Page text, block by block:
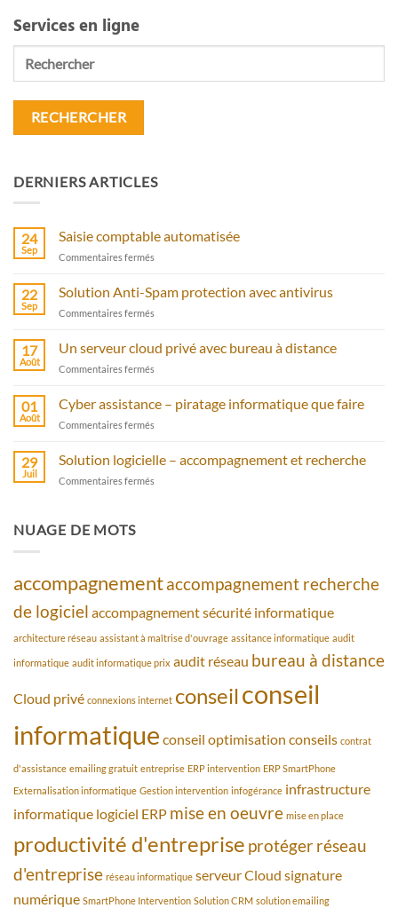
Services en ligne
Rechercher
DERNIERS ARTICLES
24
Sep
Saisie comptable automatisée
Commentaires fermés
automatisée
22
Sep
Solution Anti-Spam protection avec antivirus
Commentaires fermés
Anti-
Spam
protection
antivirus
17
Août
Un serveur cloud privé avec bureau à distance
Commentaires fermés
serveur
cloud
privé
bureau
01
Août
Cyber assistance – piratage informatique que faire
Commentaires fermés
assistance
piratage
29
Juil
Solution logicielle – accompagnement et recherche
Commentaires fermés
NUAGE DE MOTS
accompagnementaccompagnement recherche
de logiciel accompagnement sécurité informatique
architecture réseau assistant à maîtrise d'ouvrage assitance informatique audit
informatique audit informatique prix audit réseau bureau à distance
Cloud privé connexions internet conseilconseil
informatique conseil optimisation conseils contrat
d'assistance emailing gratuit entreprise ERP intervention ERP SmartPhone
Externalisation informatique Gestion intervention infogérance infrastructure
informatique logiciel ERP mise en oeuvre mise en place
productivité d'entreprise protégerréseau
d'entreprise réseau informatique serveur Cloud signature
numérique SmartPhone Intervention Solution CRM solution emailing